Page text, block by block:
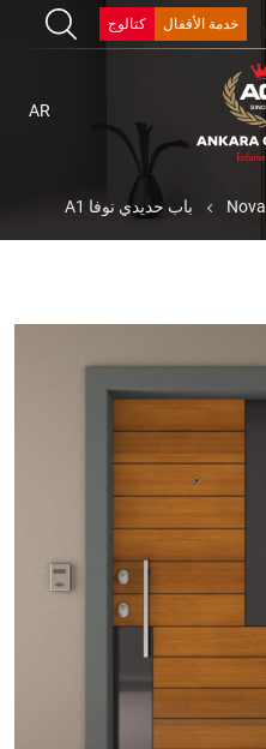
خدمة الأقفال كتالوج
AR
Nova باب حديدي نوفا A1